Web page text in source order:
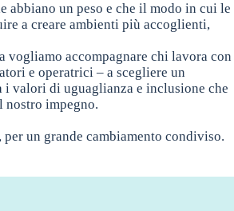
abbiano un peso e che il modo in cui le
a creare ambienti più accoglienti,
vogliamo accompagnare chi lavora con
e operatrici – a scegliere un
valori di uguaglianza e inclusione che
impegno.
un grande cambiamento condiviso.